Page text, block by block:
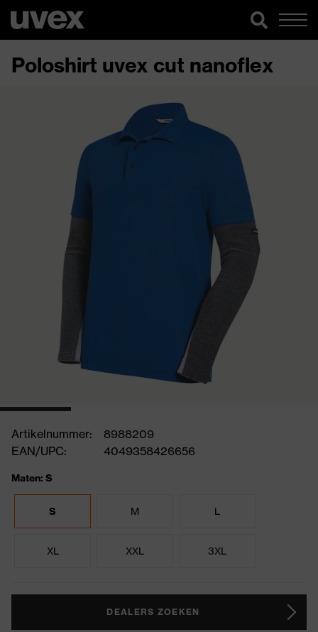
Poloshirt uvex cut nanoflex
Artikelnummer:
8988209
EAN/UPC:
4049358426656
Maten: S
S M L
XL XXL 3XL
DEALERS ZOEKEN